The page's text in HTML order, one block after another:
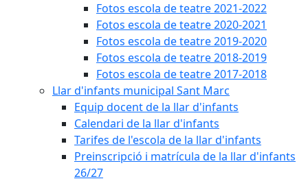
Fotos escola de teatre 2021-2022
Fotos escola de teatre 2020-2021
Fotos escola de teatre 2019-2020
Fotos escola de teatre 2018-2019
Fotos escola de teatre 2017-2018
Llar d'infants municipal Sant Marc
Equip docent de la llar d'infants
Calendari de la llar d'infants
Tarifes de l'escola de la llar d'infants
Preinscripció i matrícula de la llar d'infants
26/27